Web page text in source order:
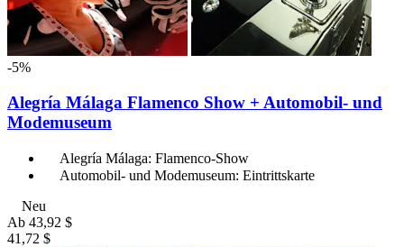
-5%
Alegría Málaga Flamenco Show + Automobil- und
Modemuseum
Alegría Málaga: Flamenco-Show
Automobil- und Modemuseum: Eintrittskarte
Neu
Ab 43,92 $
41,72 $